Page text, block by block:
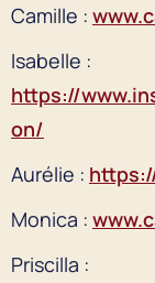
Camille :
Isabelle :
https://
on/
Aurélie :
Monica :
Priscilla :